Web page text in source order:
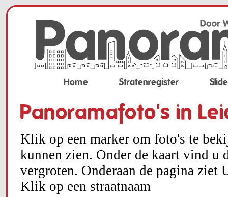
Home Stratenregister
Panoramafoto's in
Klik op een marker om foto's te
kunnen zien. Onder de kaart vind
vergroten. Onderaan de pagina ziet
Klik op een straatnaam